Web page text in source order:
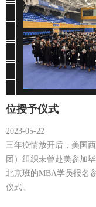
位授予仪式
2023-05-22
三年疫情放开后，美国
团）组织未曾赴美参加
北京班的MBA学员报名
仪式。